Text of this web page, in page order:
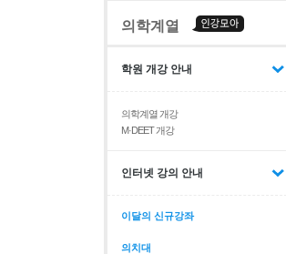
의학계열
학원 개강 안내
의학계열 개강
M·DEET 개강
인터넷 강의 안내
이달의 신규강좌
의치대